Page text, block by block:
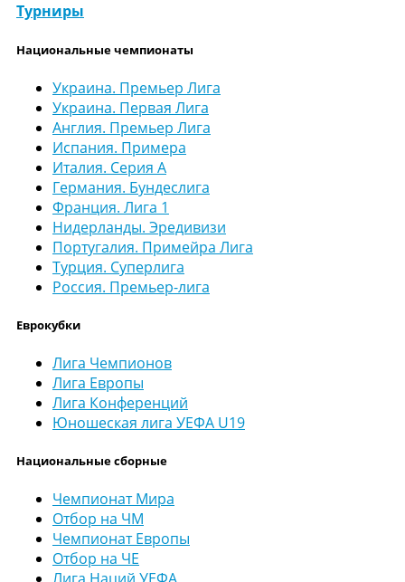
Турниры
Национальные чемпионаты
Украина. Премьер Лига
Украина. Первая Лига
Англия. Премьер Лига
Испания. Примера
Италия. Серия А
Германия. Бундеслига
Франция. Лига 1
Нидерланды. Эредивизи
Португалия. Примейра Лига
Турция. Суперлига
Россия. Премьер-лига
Еврокубки
Лига Чемпионов
Лига Европы
Лига Конференций
Юношеская лига УЕФА U19
Национальные сборные
Чемпионат Мира
Отбор на ЧМ
Чемпионат Европы
Отбор на ЧЕ